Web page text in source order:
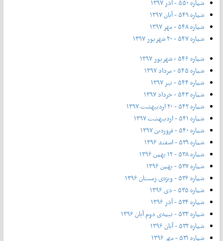
شماره ۵۵۰ - آذر ۱۳۹۷
شماره ۵۴۹ - آبان ۱۳۹۷
شماره ۵۴۸ - مهر ۱۳۹۷
شماره ۵۴۷ - ۲۰ شهریور ۱۳۹۷
شماره ۵۴۶ - شهریور ۱۳۹۷
شماره ۵۴۵ - مرداد ۱۳۹۷
شماره ۵۴۴ - تیر ۱۳۹۷
شماره ۵۴۳ - خرداد ۱۳۹۷
شماره ۵۴۲ - ۲۰ اردیبهشت ۱۳۹۷
شماره ۵۴۱ - اردیبهشت ۱۳۹۷
شماره ۵۴۰ - فروردین ۱۳۹۷
شماره ۵۳۹ - اسفند ۱۳۹۶
شماره ۵۳۸ - ۱۲ بهمن ۱۳۹۶
شماره ۵۳۷ - بهمن ۱۳۹۶
شماره ۵۳۶ - ویژه‌ی زمستان ۱۳۹۶
شماره ۵۳۵ - دی ۱۳۹۶
شماره ۵۳۴ - آذر ۱۳۹۶
شماره ۵۳۳ - نیمه‌ی دوم آبان ۱۳۹۶
شماره ۵۳۲ - آبان ۱۳۹۶
شماره ۵۳۱ - مهر ۱۳۹۶